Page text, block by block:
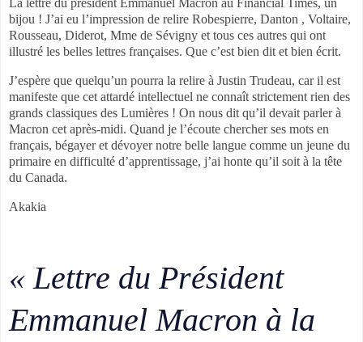
La lettre du président Emmanuel Macron au Financial Times, un
bijou ! J’ai eu l’impression de relire Robespierre, Danton , Voltaire,
Rousseau, Diderot, Mme de Sévigny et tous ces autres qui ont
illustré les belles lettres françaises. Que c’est bien dit et bien écrit.
J’espère que quelqu’un pourra la relire à Justin Trudeau, car il est
manifeste que cet attardé intellectuel ne connaît strictement rien des
grands classiques des Lumières ! On nous dit qu’il devait parler à
Macron cet après-midi. Quand je l’écoute chercher ses mots en
français, bégayer et dévoyer notre belle langue comme un jeune du
primaire en difficulté d’apprentissage, j’ai honte qu’il soit à la tête
du Canada.
Akakia
« Lettre du Président
Emmanuel Macron à la